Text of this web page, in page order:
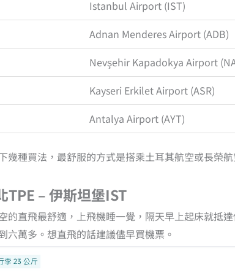
Istanbul Airport (IST)
Adnan Menderes Airport (ADB)
Nevşehir Kapadokya Airport
Kayseri Erkilet Airport (ASR)
Antalya Airport (AYT)
幾種買法，最舒服的方式是搭乘土耳其航空或長榮航
TPE – 伊斯坦堡IST
的直飛最舒適，上飛機睡一覺，隔天早上起床就抵
六萬多。想直飛的話建議儘早買機票。